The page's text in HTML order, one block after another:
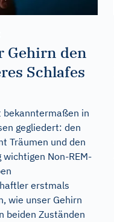
Gehirn den
Schlafes
bekanntermaßen in
gegliedert: den
Träumen und den
Non-REM-
erstmals
wie unser Gehirn
beiden Zuständen